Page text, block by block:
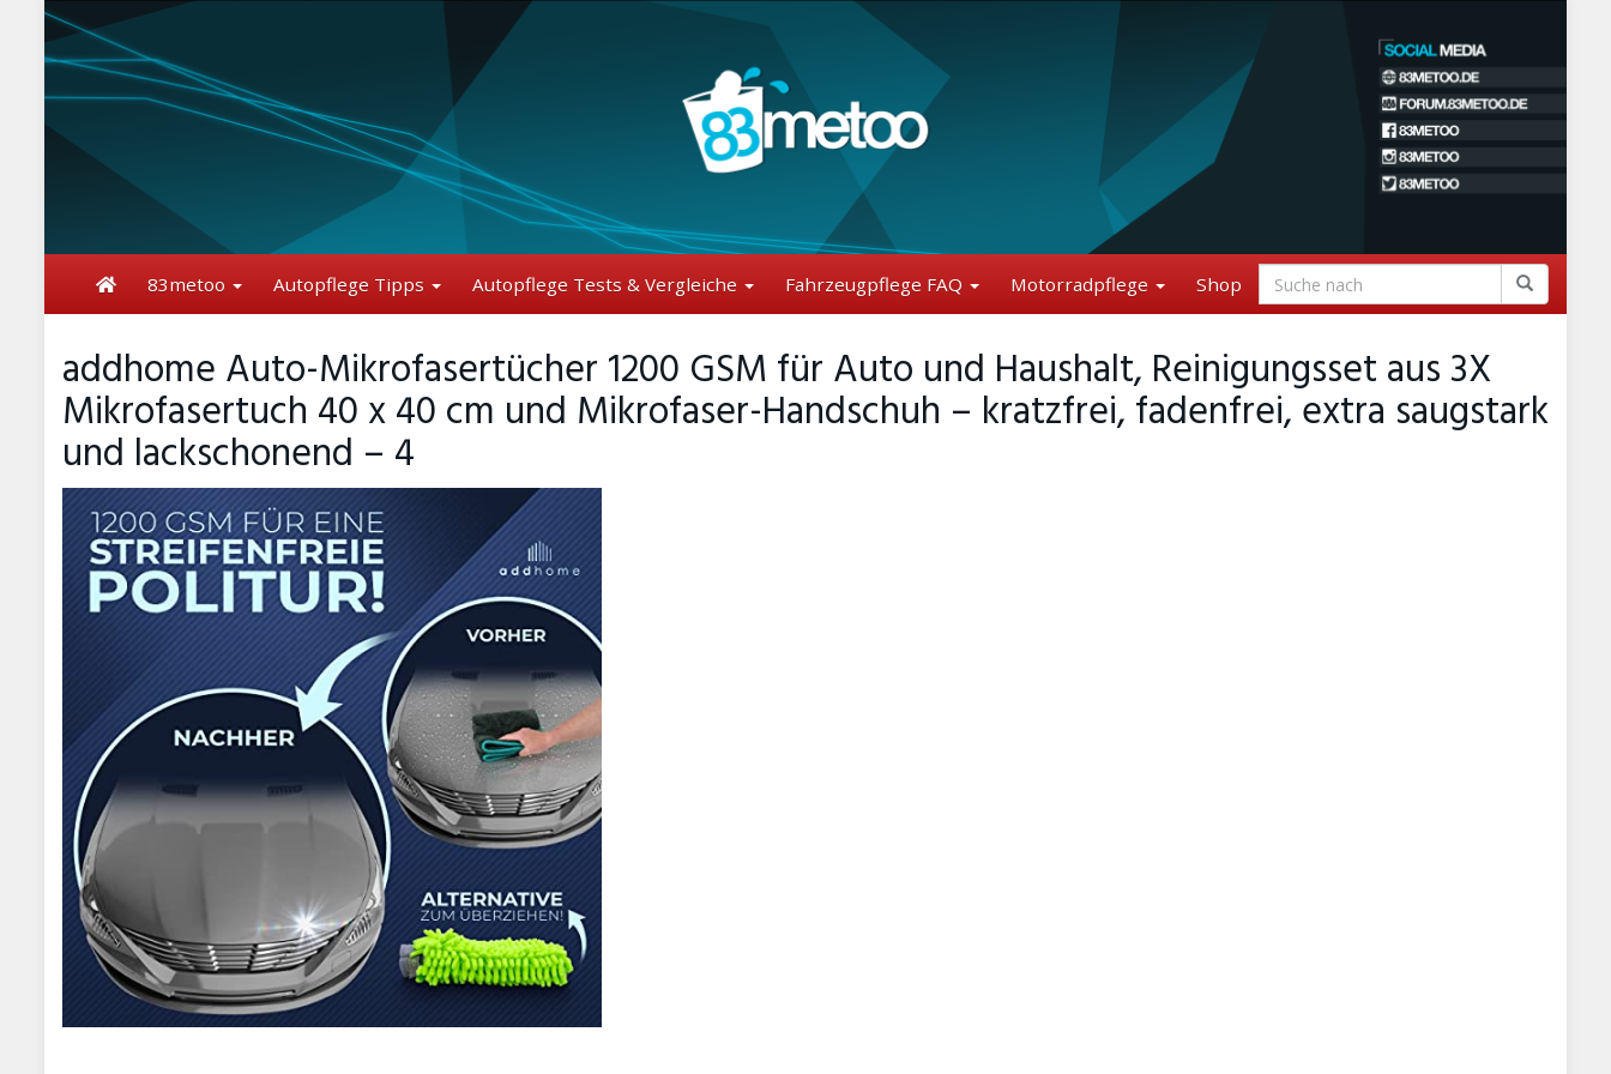
content
83metoo Autopflege Tipps Autopflege Tests & Vergleiche Fahrzeugpflege FAQ Motorradpflege Shop
addhome Auto-Mikrofasertücher 1200 GSM für Auto und Haushalt, Reinigungsset aus 3X
Mikrofasertuch 40 x 40 cm und Mikrofaser-Handschuh – kratzfrei, fadenfrei, extra saugstark
und lackschonend – 4